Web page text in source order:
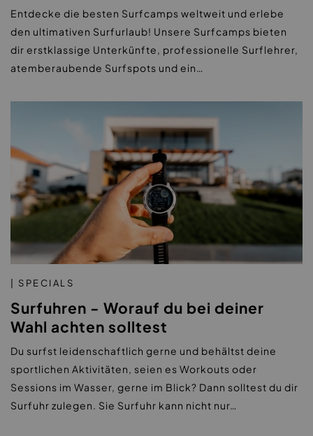
Entdecke die besten Surfcamps weltweit und erlebe
den ultimativen Surfurlaub! Unsere Surfcamps bieten
dir erstklassige Unterkünfte, professionelle Surflehrer,
atemberaubende Surfspots und ein…
| SPECIALS
Surfuhren - Worauf du bei deiner
Wahl achten solltest
Du surfst leidenschaftlich gerne und behältst deine
sportlichen Aktivitäten, seien es Workouts oder
Sessions im Wasser, gerne im Blick? Dann solltest du dir
Surfuhr zulegen. Sie Surfuhr kann nicht nur…